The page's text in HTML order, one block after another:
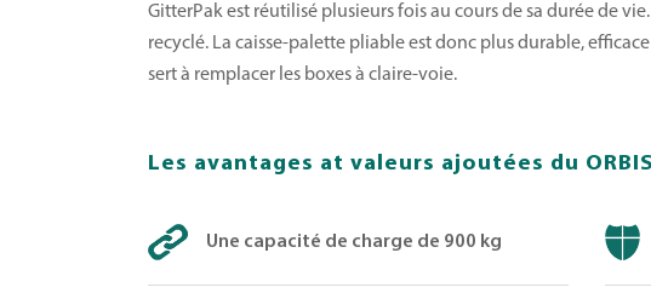
GitterPak est réutilisé plusieurs fois au cours de sa durée de vie.
recyclé. La caisse-palette pliable est donc plus durable,
sert à remplacer les boxes à claire-voie.
Les avantages at valeurs ajoutées du
Une capacité de charge de 900 kg